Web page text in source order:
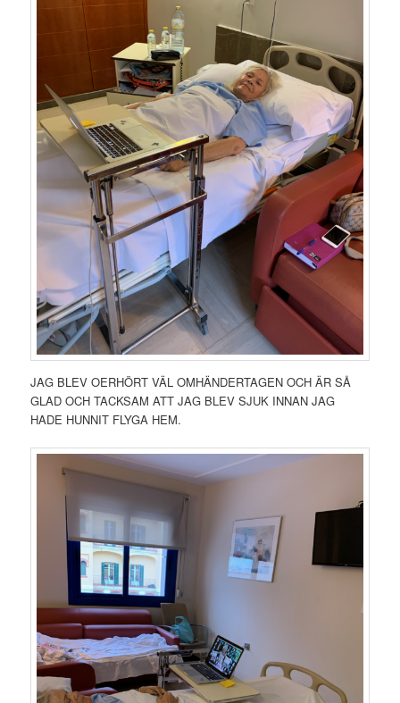
JAG BLEV OERHÖRT VÄL OMHÄNDERTAGEN OCH ÄR SÅ
GLAD OCH TACKSAM ATT JAG BLEV SJUK INNAN JAG
HADE HUNNIT FLYGA HEM.